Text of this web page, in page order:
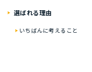
選ばれる理由
いちばんに考えること